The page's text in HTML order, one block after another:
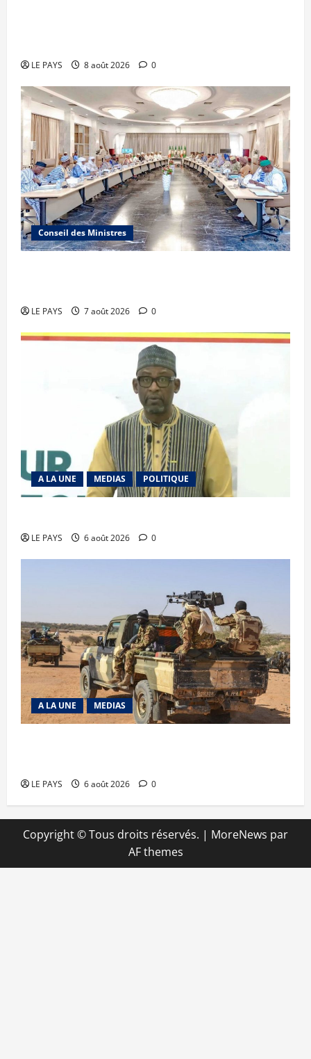
LE PAYS 8 août 2026 0
Conseil des Ministres
LE PAYS 7 août 2026 0
A LA UNE MEDIAS POLITIQUE
LE PAYS 6 août 2026 0
A LA UNE MEDIAS
LE PAYS 6 août 2026 0
Copyright © Tous droits réservés. | MoreNews par
AF themes